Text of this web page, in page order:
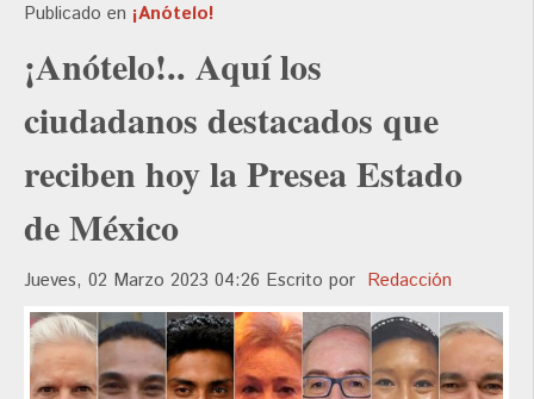
Publicado en ¡Anótelo!
¡Anótelo!.. Aquí los
ciudadanos destacados que
reciben hoy la Presea Estado
de México
Jueves, 02 Marzo 2023 04:26 Escrito por Redacción